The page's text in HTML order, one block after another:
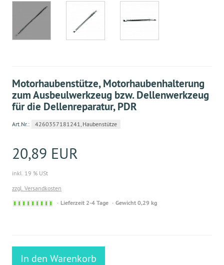
Motorhaubenstütze, Motorhaubenhalterung
zum Ausbeulwerkzeug bzw. Dellenwerkzeug
für die Dellenreparatur, PDR
Art.Nr.: 4260357181241, Haubenstütze
20,89 EUR
inkl. 19 % USt
zzgl. Versandkosten
Sofort
Lieferzeit 2-4 Tage Gewicht 0,29 kg
In den Warenkorb